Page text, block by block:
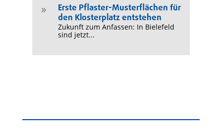
9
Erste Pflaster-Musterflächen für
den Klosterplatz entstehen
Zukunft zum Anfassen: In Bielefeld
sind jetzt...